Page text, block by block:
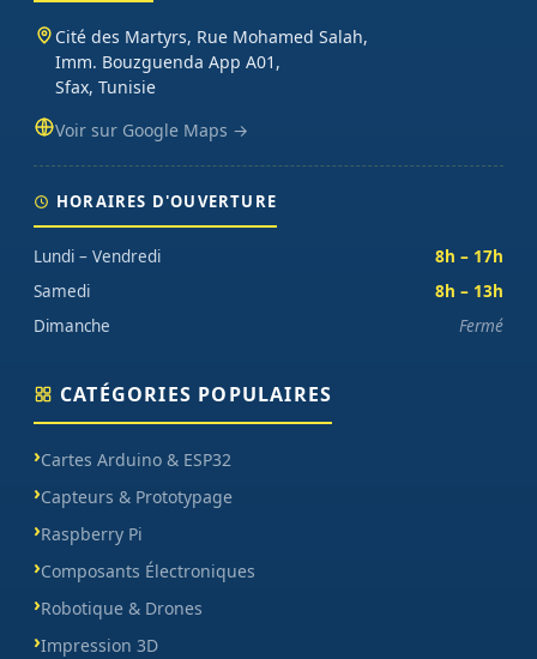
sur chaque commande.
Cité des Martyrs, Rue Mohamed Salah,
Imm. Bouzguenda App A01,
Sfax, Tunisie
Voir sur Google Maps →
HORAIRES D'OUVERTURE
Lundi – Vendredi
8h – 17h
Samedi
8h – 13h
Dimanche
Fermé
CATÉGORIES POPULAIRES
Cartes Arduino & ESP32
Capteurs & Prototypage
Raspberry Pi
Composants Électroniques
Robotique & Drones
Impression 3D